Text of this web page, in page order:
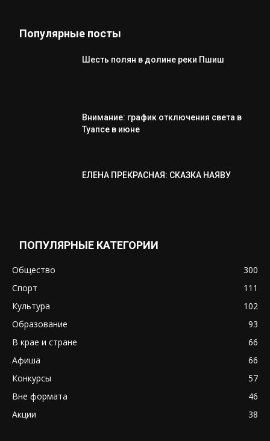
Популярные посты
Шесть полян в долине реки Пшиш
Внимание: график отключения света в
Туапсе в июне
ЕЛЕНА ПРЕКРАСНАЯ: СКАЗКА НАЯВУ
ПОПУЛЯРНЫЕ КАТЕГОРИИ
Общество
300
Спорт
111
Культура
102
Образование
93
В крае и стране
66
Афиша
66
Конкурсы
57
Вне формата
46
Акции
38